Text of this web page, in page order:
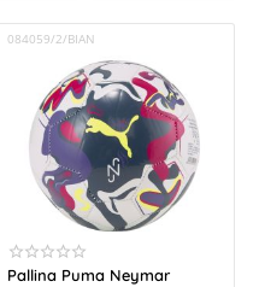
084059/2/BIAN
Pallina Puma Neymar